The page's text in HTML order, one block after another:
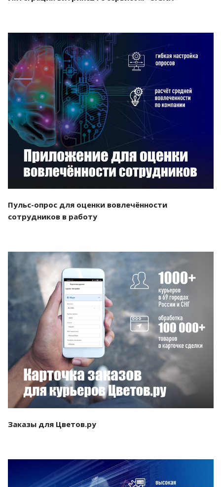
Смотреть проект
Пульс-опрос для оценки вовлечённости
сотрудников в работу
Смотреть проект
Заказы для Цветов.ру